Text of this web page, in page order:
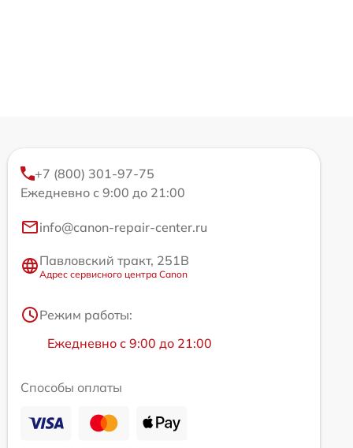
+7 (800) 301-97-75
Ежедневно с 9:00 до 21:00
info@canon-repair-center.ru
Павловский тракт, 251В
Адрес сервисного центра Canon
Режим работы:
Ежедневно с 9:00 до 21:00
Способы оплаты